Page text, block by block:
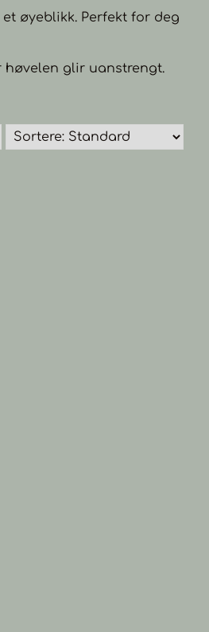
øyeblikk. Perfekt for deg
høvelen glir uanstrengt.